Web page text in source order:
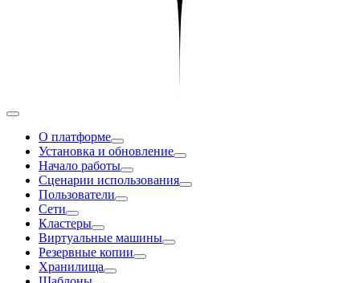
О платформе
Установка и обновление
Начало работы
Сценарии использования
Пользователи
Сети
Кластеры
Виртуальные машины
Резервные копии
Хранилища